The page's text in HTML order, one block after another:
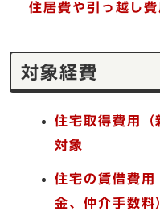
住居費や引っ越し
対象経費
住宅取得費用
対象
住宅の賃借費用
金、仲介手数